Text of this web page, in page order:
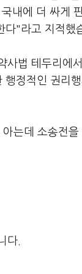
내에 더 싸게
"라고 지적했
사법 테두리에
행정적인 권리
는데 소송전을
다.